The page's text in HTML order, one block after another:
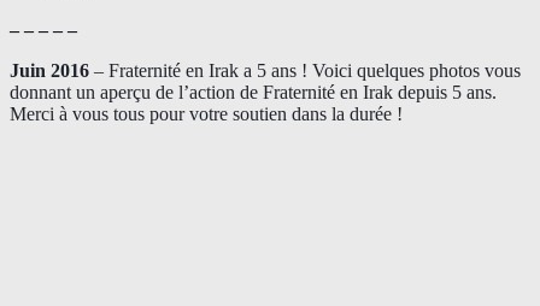
– – – – –
Juin 2016 – Fraternité en Irak a 5 ans ! Voici quelques photos vous
donnant un aperçu de l’action de Fraternité en Irak depuis 5 ans.
Merci à vous tous pour votre soutien dans la durée !